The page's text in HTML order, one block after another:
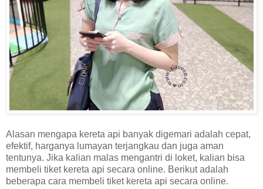
Alasan mengapa kereta api banyak digemari adalah cepat,
efektif, harganya lumayan terjangkau dan juga aman
tentunya. Jika kalian malas mengantri di loket, kalian bisa
membeli tiket kereta api secara online. Berikut adalah
beberapa cara membeli tiket kereta api secara online.